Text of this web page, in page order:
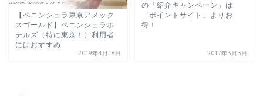
【ペニンシュラ東京アメック
スゴールド】ペニンシュラホ
テルズ（特に東京！）利用者
にはおすすめ
2019年4月18日
の「紹介キャンペーン」は
「ポイントサイト」よりお
得！
2017年3月3日